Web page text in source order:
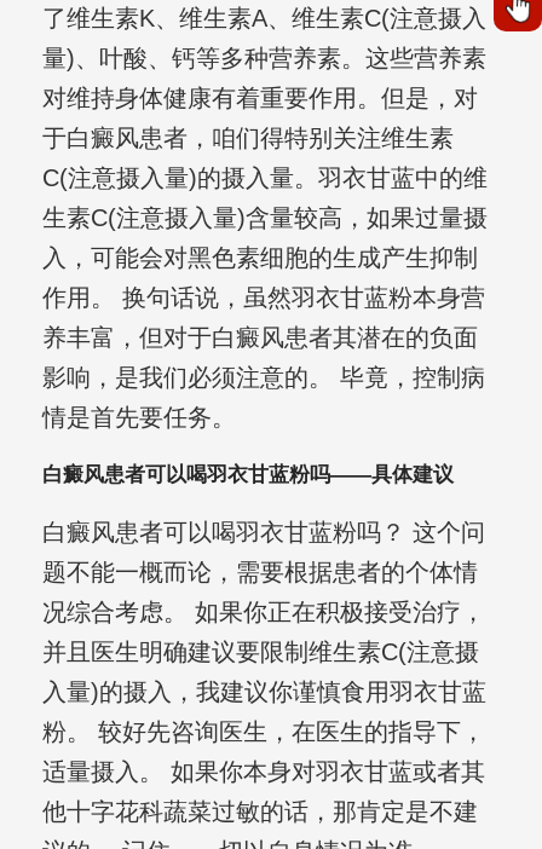
了维生素K、维生素A、维生素C(注意摄入
量)、叶酸、钙等多种营养素。这些营养素
对维持身体健康有着重要作用。但是，对
于白癜风患者，咱们得特别关注维生素
C(注意摄入量)的摄入量。羽衣甘蓝中的维
生素C(注意摄入量)含量较高，如果过量摄
入，可能会对黑色素细胞的生成产生抑制
作用。 换句话说，虽然羽衣甘蓝粉本身营
养丰富，但对于白癜风患者其潜在的负面
影响，是我们必须注意的。 毕竟，控制病
情是首先要任务。
白癜风患者可以喝羽衣甘蓝粉吗——具体建议
白癜风患者可以喝羽衣甘蓝粉吗？ 这个问
题不能一概而论，需要根据患者的个体情
况综合考虑。 如果你正在积极接受治疗，
并且医生明确建议要限制维生素C(注意摄
入量)的摄入，我建议你谨慎食用羽衣甘蓝
粉。 较好先咨询医生，在医生的指导下，
适量摄入。 如果你本身对羽衣甘蓝或者其
他十字花科蔬菜过敏的话，那肯定是不建